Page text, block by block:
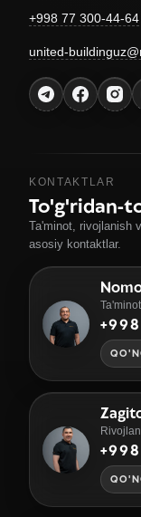
+998 77 300-44-64
united-
KONTAKTLAR
To'g'ridan-
Ta'minot, rivojlanish
asosiy kontaktlar.